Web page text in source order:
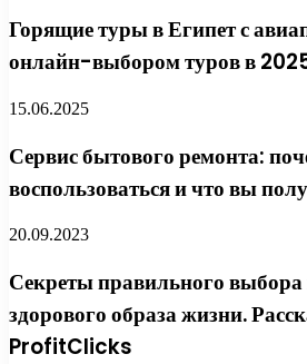
Горящие туры в Египет с
онлайн-выбором туров в
15.06.2025
Сервис бытового ремонта:
воспользоваться и что вы
20.09.2023
Секреты правильного выбора
здорового образа жизни.
ProfitClicks